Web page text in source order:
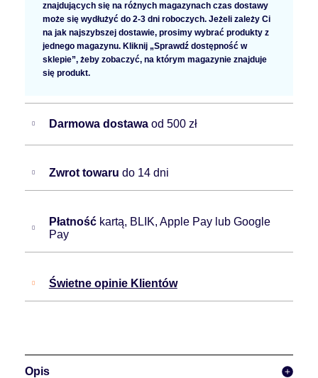
znajdujących się na różnych magazynach czas dostawy
może się wydłużyć do 2-3 dni roboczych. Jeżeli zależy Ci
na jak najszybszej dostawie, prosimy wybrać produkty z
jednego magazynu. Kliknij „Sprawdź dostępność w
sklepie”, żeby zobaczyć, na którym magazynie znajduje
się produkt.
Darmowa dostawa od 500 zł
Zwrot towaru do 14 dni
Płatność kartą, BLIK, Apple Pay lub Google
Pay
Świetne opinie Klientów
Opis